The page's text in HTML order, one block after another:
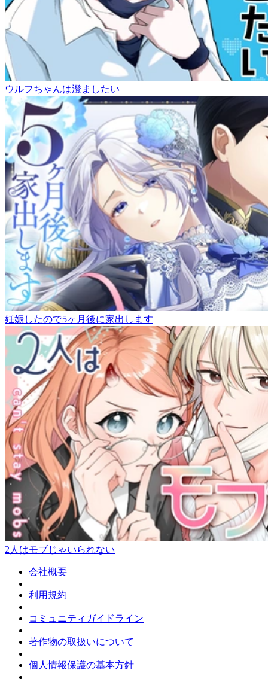
ウルフちゃんは澄ましたい
妊娠したので5ヶ月後に家出します
2人はモブじゃいられない
会社概要
利用規約
コミュニティガイドライン
著作物の取扱いについて
個人情報保護の基本方針